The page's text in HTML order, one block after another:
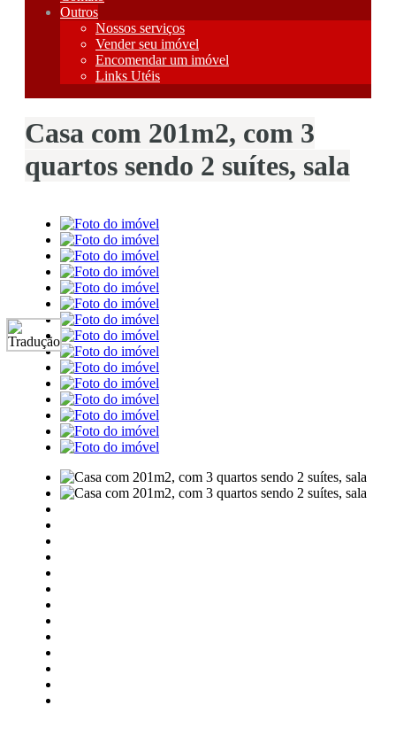
Outros
Nossos serviços
Vender seu imóvel
Encomendar um imóvel
Links Utéis
Casa com 201m2, com 3
quartos sendo 2 suítes, sala